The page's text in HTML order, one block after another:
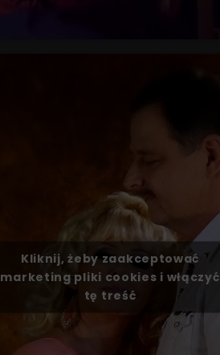
Kliknij, żeby zaakceptować
marketing pliki cookies i włączyć
tę treść